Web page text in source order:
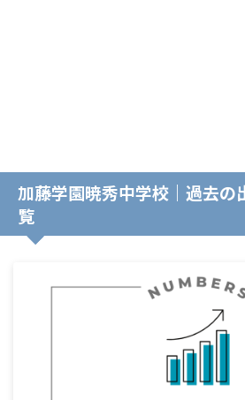
加藤学園暁秀中学校｜過去の
覧